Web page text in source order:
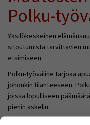
Polku-
Yksilökeskeinen
sitoutumista tarvittavien
etsimiseen.
Polku-työväline tarjoaa
johonkin tilanteeseen.
joissa lopulliseen
pienin askelin.